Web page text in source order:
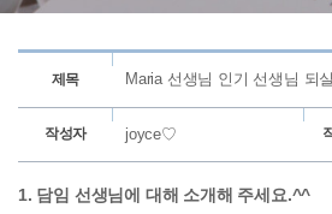
제목 Maria 선생님 인기 선생님 되
작성자 joyce♡
1. 담임 선생님에 대해 소개해 주세요.^^